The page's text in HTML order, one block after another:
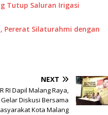
Tutup Saluran Irigasi
Pererat Silaturahmi dengan
NEXT
RI Dapil Malang Raya,
Diskusi Bersama
Kota Malang